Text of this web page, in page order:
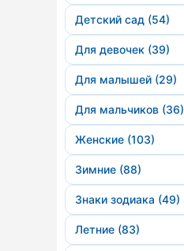
Детский сад (54)
Для девочек (39)
Для малышей (29)
Для мальчиков (36)
Женские (103)
Зимние (88)
Знаки зодиака (49)
Летние (83)